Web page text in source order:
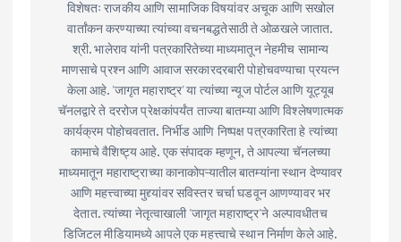
विशेषतः राजकीय आणि सामाजिक विषयांवर अचूक आणि सखोल
वार्तांकन करण्याच्या त्यांच्या वचनबद्धतेसाठी ते ओळखले जातात.
श्री. भालेराव यांनी पत्रकारितेच्या माध्यमातून नेहमीच सामान्य
माणसाचे प्रश्न आणि आवाज सरकारदरबारी पोहोचवण्याचा प्रयत्न
केला आहे. 'जागृत महाराष्ट्र' या त्यांच्या न्यूज पोर्टल आणि यूट्यूब
चॅनलद्वारे ते दररोज प्रेक्षकांपर्यंत ताज्या बातम्या आणि विश्लेषणात्मक
कार्यक्रम पोहोचवतात. निर्भीड आणि निष्पक्ष पत्रकारिता हे त्यांच्या
कामाचे वैशिष्ट्य आहे. एक संपादक म्हणून, ते आपल्या चॅनलच्या
माध्यमातून महाराष्ट्राच्या कानाकोपऱ्यातील बातम्यांना स्थान देण्यावर
आणि महत्त्वाच्या मुद्द्यांवर सविस्तर चर्चा घडवून आणण्यावर भर
देतात. त्यांच्या नेतृत्वाखाली 'जागृत महाराष्ट्र'ने अल्पावधीतच
डिजिटल मीडियामध्ये आपले एक महत्त्वाचे स्थान निर्माण केले आहे.